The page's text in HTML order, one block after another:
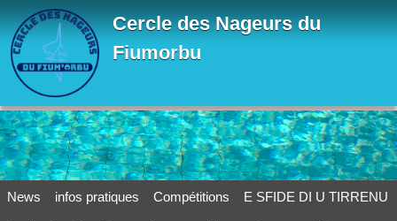
Cercle des Nageurs du
Fiumorbu
News infos pratiques Compétitions E SFIDE DI U TIRRENU
Panneau de gestion des cookies